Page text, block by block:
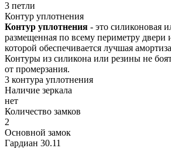
3 петли
Контур уплотнения
Контур уплотнения - это силиконовая
размещенная по всему периметру двери
которой обеспечивается лучшая
Контуры из силикона или резины не
от промерзания.
3 контура уплотнения
Наличие зеркала
нет
Количество замков
2
Основной замок
Гардиан 30.11